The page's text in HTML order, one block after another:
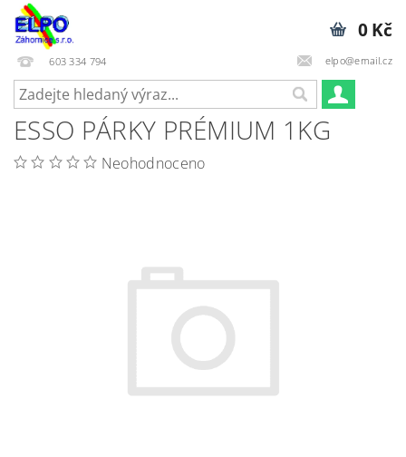
603 334 794 elpo@email.cz
0 Kč
ESSO PÁRKY PRÉMIUM 1KG
Neohodnoceno